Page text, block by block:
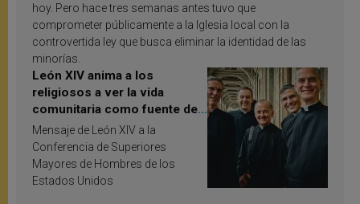
hoy. Pero hace tres semanas antes tuvo que
comprometer públicamente a la Iglesia local con la
controvertida ley que busca eliminar la identidad de las
minorías.
León XIV anima a los
religiosos a ver la vida
comunitaria como fuente de
inspiración y santificación
Mensaje de León XIV a la
Conferencia de Superiores
Mayores de Hombres de los
Estados Unidos